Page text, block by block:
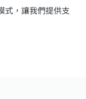
式，讓我們提供支